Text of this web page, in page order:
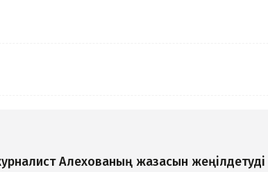
Алехованың жазасын жеңілдетуді